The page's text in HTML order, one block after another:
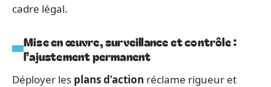
cadre légal.
Mise en œuvre, surveillance et contrôle :
l’ajustement permanent
Déployer les plans d’action réclame rigueur et